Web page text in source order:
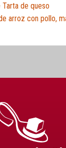
de queso
arroz con pollo,